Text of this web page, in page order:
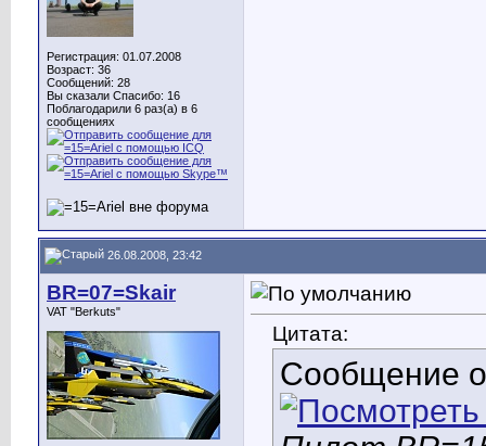
Регистрация: 01.07.2008
Возраст: 36
Сообщений: 28
Вы сказали Спасибо: 16
Поблагодарили 6 раз(а) в 6
сообщениях
26.08.2008, 23:42
BR=07=Skair
VAT "Berkuts"
Цитата:
Сообщение